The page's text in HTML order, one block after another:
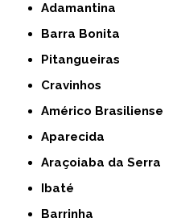
Adamantina
Barra Bonita
Pitangueiras
Cravinhos
Américo Brasiliense
Aparecida
Araçoiaba da Serra
Ibaté
Barrinha